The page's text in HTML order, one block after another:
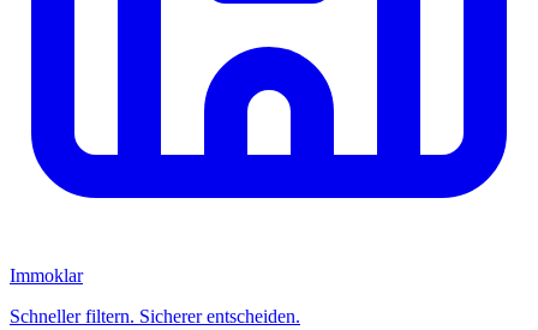
Immoklar
Schneller filtern. Sicherer entscheiden.